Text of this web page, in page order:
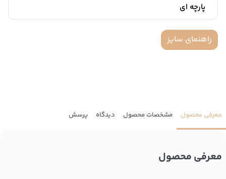
پارچه ای
راهنمای سایز
معرفی محصول مشخصات محصول دیدگاه پرسش
معرفی محصول